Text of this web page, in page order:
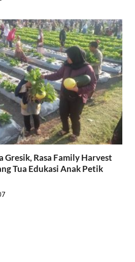
Gresik, Rasa Family Harvest
Tua Edukasi Anak Petik